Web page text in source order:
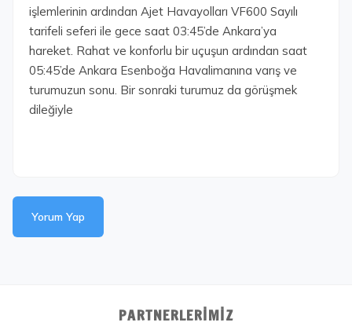
işlemlerinin ardından Ajet Havayolları VF600 Sayılı
tarifeli seferi ile gece saat 03:45’de Ankara’ya
hareket. Rahat ve konforlu bir uçuşun ardından saat
05:45’de Ankara Esenboğa Havalimanına varış ve
turumuzun sonu. Bir sonraki turumuz da görüşmek
dileğiyle
Yorum Yap
PARTNERLERIMIZ